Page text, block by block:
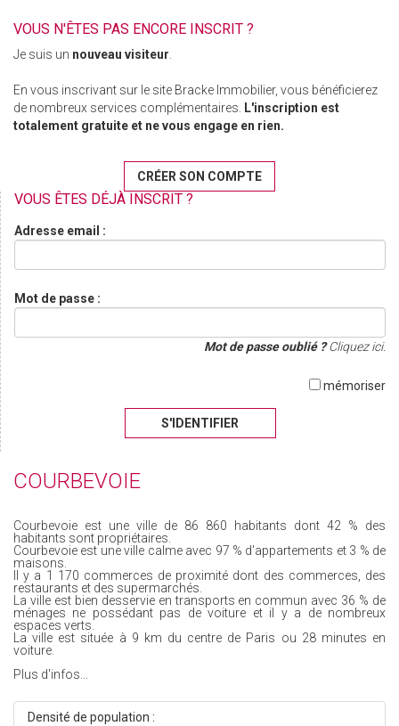
VOUS N'ÊTES PAS ENCORE INSCRIT ?
Je suis un nouveau visiteur.
En vous inscrivant sur le site Bracke Immobilier, vous bénéficierez
de nombreux services complémentaires. L'inscription est
totalement gratuite et ne vous engage en rien.
CRÉER SON COMPTE
VOUS ÊTES DÉJÀ INSCRIT ?
Adresse email :
Mot de passe :
Mot de passe oublié ?Cliquez ici.
mémoriser
S'IDENTIFIER
COURBEVOIE
Courbevoie est une ville de 86 860 habitants dont 42 % des
habitants sont propriétaires.
Courbevoie est une ville calme avec 97 % d'appartements et 3 % de
maisons.
Il y a 1 170 commerces de proximité dont des commerces, des
restaurants et des supermarchés.
La ville est bien desservie en transports en commun avec 36 % de
ménages ne possédant pas de voiture et il y a de nombreux
espaces verts.
La ville est située à 9 km du centre de Paris ou 28 minutes en
voiture.
Plus d'infos...
Densité de population :